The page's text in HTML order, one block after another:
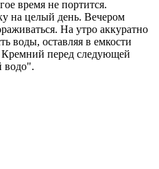
время не портится.
на целый день. Вечером
На утро аккуратно
воды, оставляя в емкости
Кремний перед следующей
водо".